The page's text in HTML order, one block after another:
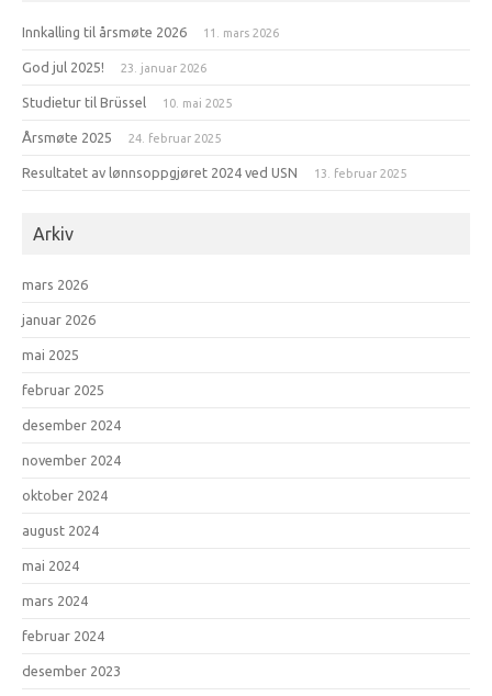
Innkalling til årsmøte 2026 11. mars 2026
God jul 2025! 23. januar 2026
Studietur til Brüssel 10. mai 2025
Årsmøte 2025 24. februar 2025
Resultatet av lønnsoppgjøret 2024 ved USN 13. februar 2025
Arkiv
mars 2026
januar 2026
mai 2025
februar 2025
desember 2024
november 2024
oktober 2024
august 2024
mai 2024
mars 2024
februar 2024
desember 2023